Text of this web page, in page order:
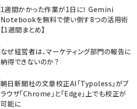
1週間かかった作業が1日に！ Gemini
Notebookを無料で使い倒す8つの活用術
【1週間まとめ】
なぜ経営者は、マーケティング部門の報告に
納得できないのか？
朝日新聞社の文章校正AI「Typoless」がブ
ラウザ「Chrome」と「Edge」上でも校正が
可能に